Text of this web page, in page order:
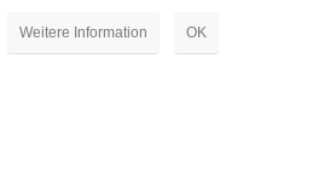
Weitere Information OK